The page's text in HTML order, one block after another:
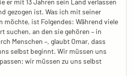
er mit 13 Jahren sein Land verlassen
gezogen ist. Was ich mit seiner
möchte, ist Folgendes: Während viele
suchen, an den sie gehören – in
Menschen –, glaubt Omar, dass
selbst beginnt. Wir müssen uns
wir müssen zu uns selbst